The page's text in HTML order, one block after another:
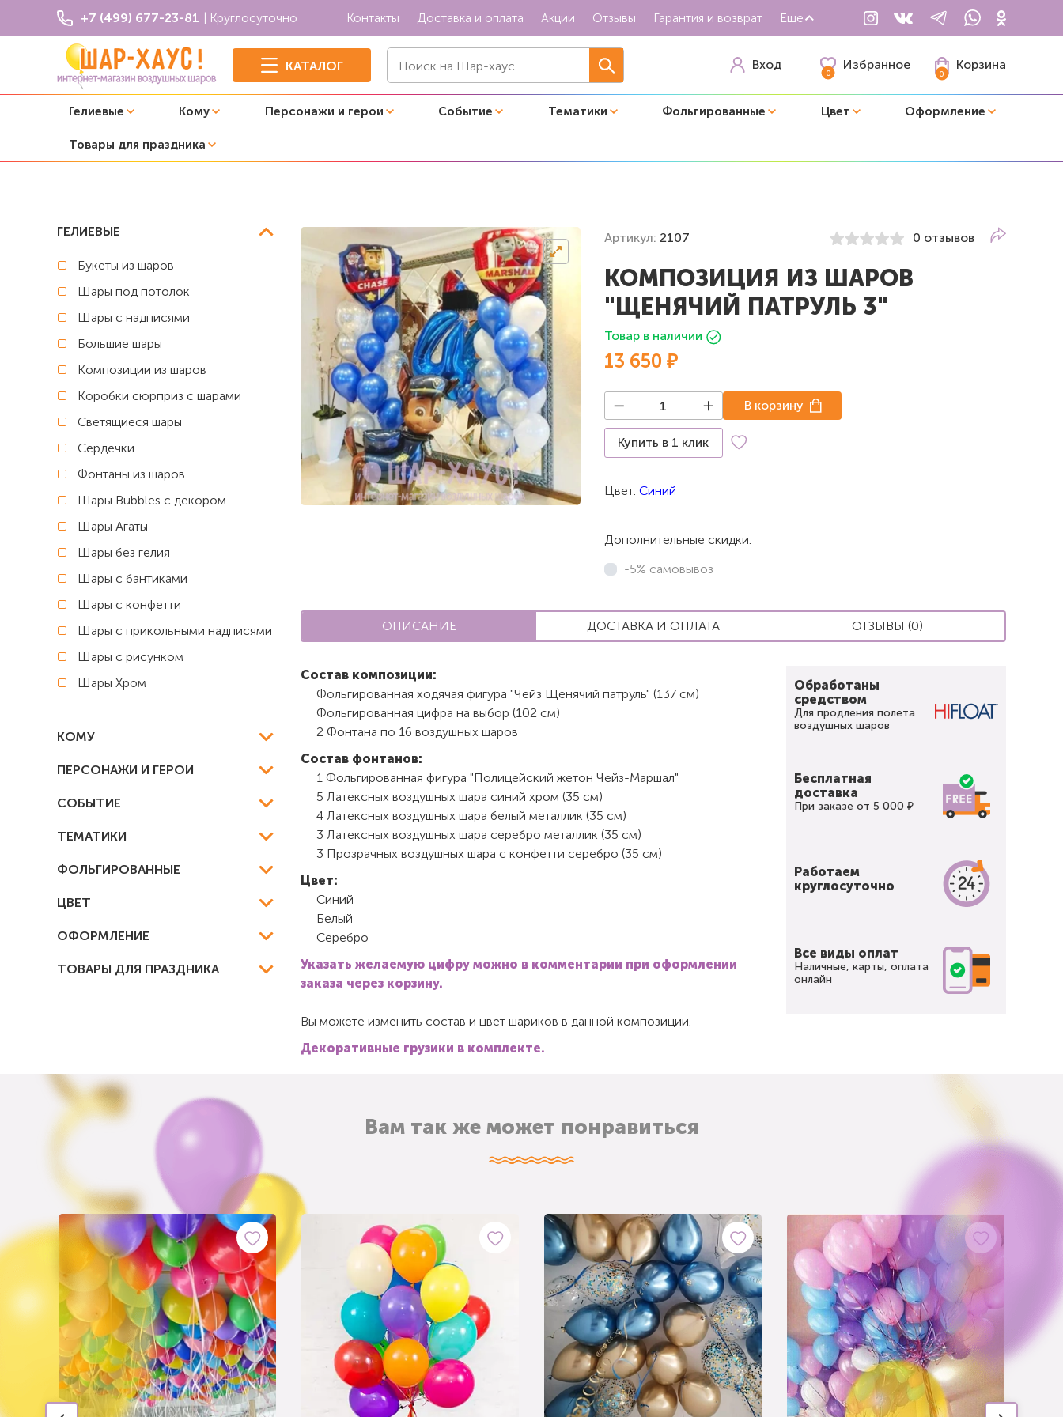
+7 (499) 677-23-81 | Круглосуточно Контакты Доставка и оплата Акции Отзывы Гарантия и возврат Еще
КАТАЛОГ Вход
0
Избранное
0
Корзина
Гелиевые Кому Персонажи и герои Событие Тематики Фольгированные Цвет Оформление
Товары для праздника
Щенячий патруль
ГЕЛИЕВЫЕ
Букеты из шаров
Шары под потолок
Шары с надписями
Большие шары
Композиции из шаров
Коробки сюрприз с шарами
Светящиеся шары
Сердечки
Фонтаны из шаров
Шары Bubbles с декором
Шары Агаты
Шары без гелия
Шары с бантиками
Шары с конфетти
Шары с прикольными надписями
Шары с рисунком
Шары Хром
КОМУ
ПЕРСОНАЖИ И ГЕРОИ
СОБЫТИЕ
ТЕМАТИКИ
ФОЛЬГИРОВАННЫЕ
ЦВЕТ
ОФОРМЛЕНИЕ
ТОВАРЫ ДЛЯ ПРАЗДНИКА
Артикул: 2107 0 отзывов
КОМПОЗИЦИЯ ИЗ ШАРОВ
"ЩЕНЯЧИЙ ПАТРУЛЬ 3"
Товар в наличии
13 650 ₽
Купить в 1 клик
В корзину
Цвет: Синий
Дополнительные скидки:
-5% самовывоз
ОПИСАНИЕ ДОСТАВКА И ОПЛАТА ОТЗЫВЫ (0)
Состав композиции:
Фольгированная ходячая фигура "Чейз Щенячий патруль" (137 см)
Фольгированная цифра на выбор (102 см)
2 Фонтана по 16 воздушных шаров
Состав фонтанов:
1 Фольгированная фигура "Полицейский жетон Чейз-Маршал"
5 Латексных воздушных шара синий хром (35 см)
4 Латексных воздушных шара белый металлик (35 см)
3 Латексных воздушных шара серебро металлик (35 см)
3 Прозрачных воздушных шара с конфетти серебро (35 см)
Цвет:
Синий
Белый
Серебро
Указать желаемую цифру можно в комментарии при оформлении
заказа через корзину.
Вы можете изменить состав и цвет шариков в данной композиции.
Декоративные грузики в комплекте.
Обработаны
средством
Для продления полета
воздушных шаров
Бесплатная
доставка
При заказе от 5 000 ₽
Работаем
круглосуточно
Все виды оплат
Наличные, карты, оплата
онлайн
Вам так же может понравиться